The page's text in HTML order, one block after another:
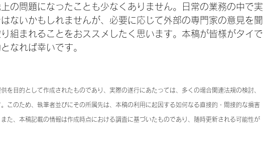
の問題になったことも少なくありません。日常の業務の中で実
ないかもしれませんが、必要に応じて外部の専門家の意見を聞
組まれることをおススメしたく思います。本稿が皆様がタイで
となれば幸いです。
を目的として作成されたものであり、実際の遂行にあたっては、多くの場合関連法規の検討、
このため、執筆者並びにその所属先は、本稿の利用に起因する如何なる直接的・間接的な損害
た、本稿記載の情報は作成時点における調査に基づいたものであり、随時更新される可能性が